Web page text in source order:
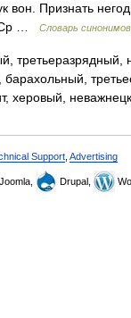
вон. Признать
Ср …
Словарь синонимов
третьеразрядный,
барахольный,
херовый,
Support Advertising
Joomla, Drupal,